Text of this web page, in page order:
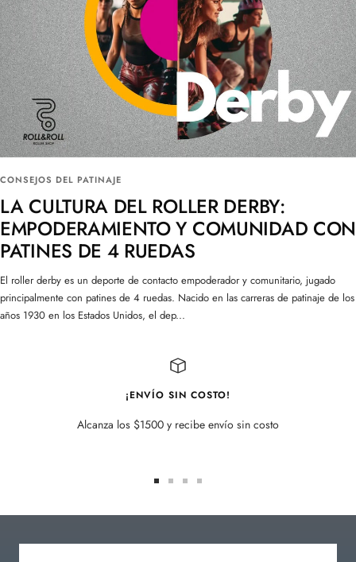
CONSEJOS DEL PATINAJE
LA CULTURA DEL ROLLER DERBY:
EMPODERAMIENTO Y COMUNIDAD CON
PATINES DE 4 RUEDAS
El roller derby es un deporte de contacto empoderador y comunitario, jugado
principalmente con patines de 4 ruedas. Nacido en las carreras de patinaje de los
años 1930 en los Estados Unidos, el dep...
¡ENVÍO SIN COSTO!
Alcanza los $1500 y recibe envío sin costo
diapositiva
diapositiva
diapositiva
diapositiva